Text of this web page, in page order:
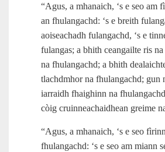
“Agus, a mhanaich, ‘s e seo am
an fhulangachd: ‘s e breith
aoiseachadh fulangachd, ‘s e
fulangas; a bhith ceangailte ris
na fhulangachd; a bhith
tlachdmhor na fhulangachd; gun
iarraidh fhaighinn na
còig cruinneachaidhean greime
“Agus, a mhanaich, ‘s e seo
fhulangachd: ‘s e seo am miann